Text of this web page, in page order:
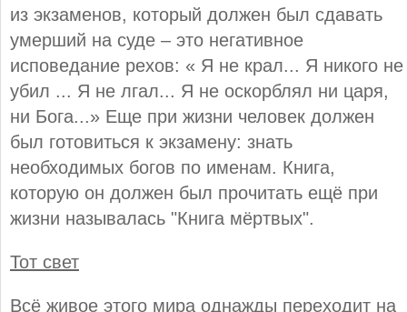
из экзаменов, который должен был сдавать
умерший на суде – это негативное
исповедание рехов: « Я не крал... Я никого не
убил ... Я не лгал... Я не оскорблял ни царя,
ни Бога...» Еще при жизни человек должен
был готовиться к экзамену: знать
необходимых богов по именам. Книга,
которую он должен был прочитать ещё при
жизни называлась "Книга мёртвых".
Тот свет
Всё живое этого мира однажды переходит на